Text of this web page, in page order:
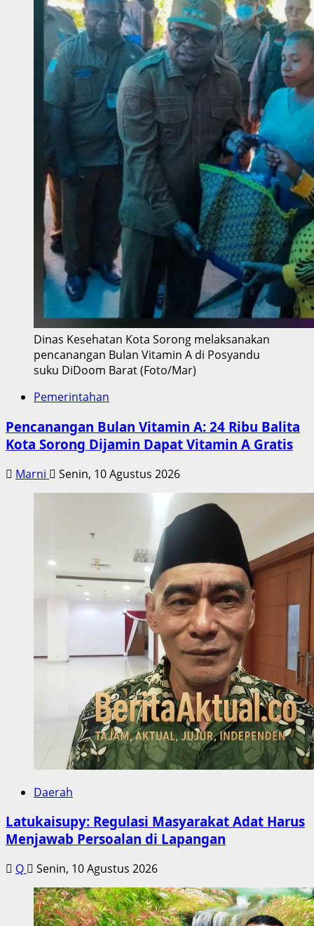
Dinas Kesehatan Kota Sorong melaksanakan
pencanangan Bulan Vitamin A di Posyandu
suku DiDoom Barat (Foto/Mar)
Pemerintahan
Pencanangan Bulan Vitamin A: 24 Ribu Balita
Kota Sorong Dijamin Dapat Vitamin A Gratis
Marni Senin, 10 Agustus 2026
Daerah
Latukaisupy: Regulasi Masyarakat Adat Harus
Menjawab Persoalan di Lapangan
Q Senin, 10 Agustus 2026